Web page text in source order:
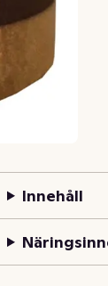
Innehåll